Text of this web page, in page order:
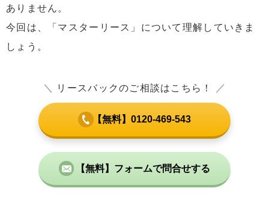
ありません。
今回は、「マスターリース」について理解していきま
しょう。
＼ リースバックのご相談はこちら！ ／
【無料】0120-469-543
【無料】フォームで問合せする